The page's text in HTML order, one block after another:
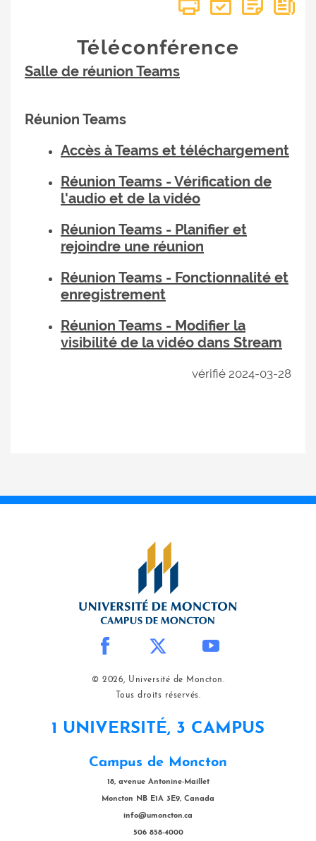
Téléconférence
Salle de réunion Teams
Réunion Teams
Accès à Teams et téléchargement
Réunion Teams - Vérification de
l'audio et de la vidéo
Réunion Teams - Planifier et
rejoindre une réunion
Réunion Teams - Fonctionnalité et
enregistrement
Réunion Teams - Modifier la
visibilité de la vidéo dans Stream
vérifié 2024-03-28
© 2026, Université de Moncton.
Tous droits réservés.
1 UNIVERSITÉ, 3 CAMPUS
Campus de Moncton
18, avenue Antonine-Maillet
Moncton NB E1A 3E9, Canada
info@umoncton.ca
506 858-4000